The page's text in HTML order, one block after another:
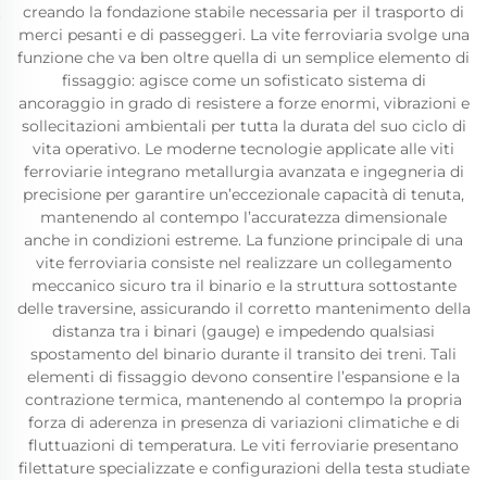
creando la fondazione stabile necessaria per il trasporto di
merci pesanti e di passeggeri. La vite ferroviaria svolge una
funzione che va ben oltre quella di un semplice elemento di
fissaggio: agisce come un sofisticato sistema di
ancoraggio in grado di resistere a forze enormi, vibrazioni e
sollecitazioni ambientali per tutta la durata del suo ciclo di
vita operativo. Le moderne tecnologie applicate alle viti
ferroviarie integrano metallurgia avanzata e ingegneria di
precisione per garantire un’eccezionale capacità di tenuta,
mantenendo al contempo l’accuratezza dimensionale
anche in condizioni estreme. La funzione principale di una
vite ferroviaria consiste nel realizzare un collegamento
meccanico sicuro tra il binario e la struttura sottostante
delle traversine, assicurando il corretto mantenimento della
distanza tra i binari (gauge) e impedendo qualsiasi
spostamento del binario durante il transito dei treni. Tali
elementi di fissaggio devono consentire l’espansione e la
contrazione termica, mantenendo al contempo la propria
forza di aderenza in presenza di variazioni climatiche e di
fluttuazioni di temperatura. Le viti ferroviarie presentano
filettature specializzate e configurazioni della testa studiate